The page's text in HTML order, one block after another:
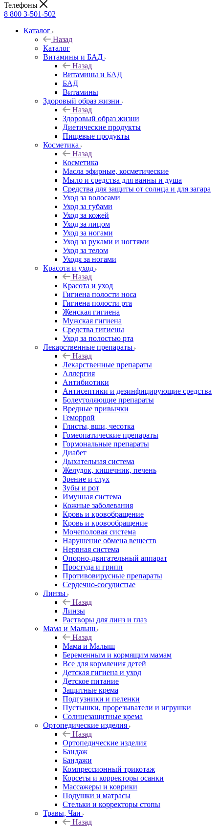
Телефоны
8 800 3-501-502
Каталог
Назад
Каталог
Витамины и БАД
Назад
Витамины и БАД
БАД
Витамины
Здоровый образ жизни
Назад
Здоровый образ жизни
Диетические продукты
Пищевые продукты
Косметика
Назад
Косметика
Масла эфирные, косметические
Мыло и средства для ванны и душа
Средства для защиты от солнца и для загара
Уход за волосами
Уход за губами
Уход за кожей
Уход за лицом
Уход за ногами
Уход за руками и ногтями
Уход за телом
Уходя за ногами
Красота и уход
Назад
Красота и уход
Гигиена полости носа
Гигиена полости рта
Женская гигиена
Мужская гигиена
Средства гигиены
Уход за полостью рта
Лекарственные препараты
Назад
Лекарственные препараты
Аллергия
Антибиотики
Антисептики и дезинфицирующие средства
Болеутоляющие препараты
Вредные привычки
Геморрой
Глисты, вши, чесотка
Гомеопатические препараты
Гормональные препараты
Диабет
Дыхательная система
Желудок, кишечник, печень
Зрение и слух
Зубы и рот
Имунная система
Кожные заболевания
Кровь и кровобращение
Кровь и кровообращение
Мочеполовая система
Нарушение обмена веществ
Нервная система
Опорно-двигательный аппарат
Простуда и грипп
Противовирусные препараты
Сердечно-сосудистые
Линзы
Назад
Линзы
Растворы для линз и глаз
Мама и Малыш
Назад
Мама и Малыш
Беременным и кормящим мамам
Все для кормления детей
Детская гигиена и уход
Детское питание
Защитные крема
Подгузники и пеленки
Пустышки, прорезыватели и игрушки
Солнцезащитные крема
Ортопедические изделия
Назад
Ортопедические изделия
Бандаж
Бандажи
Компрессионный трикотаж
Корсеты и корректоры осанки
Массажеры и коврики
Подушки и матрасы
Стельки и корректоры стопы
Травы, Чаи
Назад